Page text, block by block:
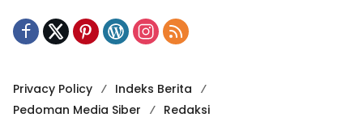
Privacy Policy
Indeks Berita
Pedoman Media Siber
Redaksi